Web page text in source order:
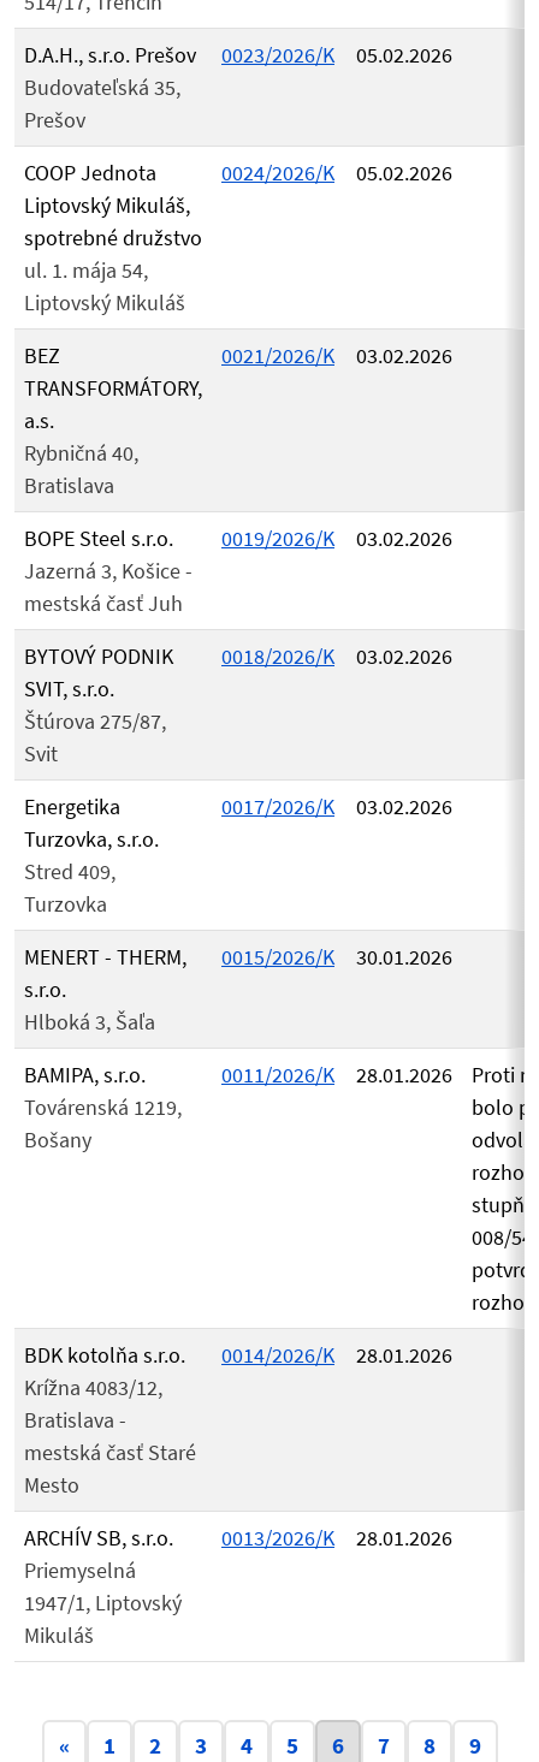
D.A.H., s.r.o. Prešov
Budovateľská 35,
Prešov
0023/2026/K 05.02.2026
COOP Jednota
Liptovský Mikuláš,
spotrebné družstvo
ul. 1. mája 54,
Liptovský Mikuláš
0024/2026/K 05.02.2026
BEZ
TRANSFORMÁTORY,
a.s.
Rybničná 40,
Bratislava
0021/2026/K 03.02.2026
BOPE Steel s.r.o.
Jazerná 3, Košice -
mestská časť Juh
0019/2026/K 03.02.2026
BYTOVÝ PODNIK
SVIT, s.r.o.
Štúrova 275/87,
Svit
0018/2026/K 03.02.2026
Energetika
Turzovka, s.r.o.
Stred 409,
Turzovka
0017/2026/K 03.02.2026
MENERT - THERM,
s.r.o.
Hlboká 3, Šaľa
0015/2026/K 30.01.2026
BAMIPA, s.r.o.
Továrenská 1219,
Bošany
0011/2026/K 28.01.2026
Proti
bolo
stupňa
008/
BDK kotolňa s.r.o.
Krížna 4083/12,
Bratislava -
mestská časť Staré
Mesto
0014/2026/K 28.01.2026
ARCHÍV SB, s.r.o.
Priemyselná
1947/1, Liptovský
Mikuláš
0013/2026/K 28.01.2026
« 1 2 3 4 5 6Aktuálna stránka 6
7 8
9